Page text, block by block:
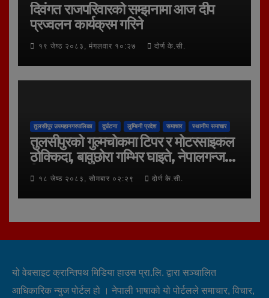
दिवंगत राजपरिवारको सम्झनामा आज दीप
प्रज्वलन कार्यक्रम गरिने
१९ जेष्ठ २०८३, मंगलवार १०:२७ दोर्ण के.सी.
तुलसीपुर उपमहानगरपालिका दुर्घटना लुम्बिनी प्रदेश समाचार स्थानीय समाचार
तुलसीपुरको गुल्मचोकमा टिपर र मोटरसाइकल
ठोक्किदा, बावुछोरा गम्भिर घाइते, नेपालगन्ज
रिफर
१८ जेष्ठ २०८३, सोमबार ०२:२९ दोर्ण के.सी.
यो वेबसाइट क्रान्तिपथ मिडिया हाउस प्रा.लि. द्वारा सञ्चालित
आधिकारिक न्युज पोर्टल हो । नेपाली भाषाको यो पोर्टलले समाचार, विचार,